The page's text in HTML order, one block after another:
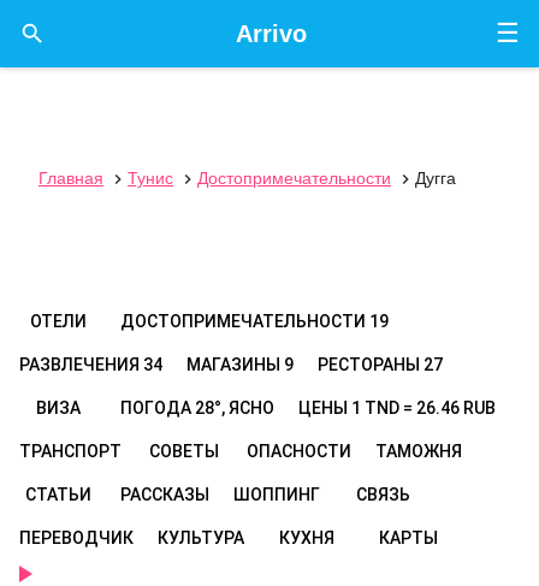
☰
Arrivo

Главная  Тунис  Достопримечательности  Дугга
ОТЕЛИ ДОСТОПРИМЕЧАТЕЛЬНОСТИ 19
РАЗВЛЕЧЕНИЯ 34 МАГАЗИНЫ 9 РЕСТОРАНЫ 27
ВИЗА ПОГОДА 28°, ЯСНО ЦЕНЫ 1 TND = 26.46 RUB
ТРАНСПОРТ СОВЕТЫ ОПАСНОСТИ ТАМОЖНЯ
СТАТЬИ РАССКАЗЫ ШОППИНГ СВЯЗЬ
ПЕРЕВОДЧИК КУЛЬТУРА КУХНЯ КАРТЫ
